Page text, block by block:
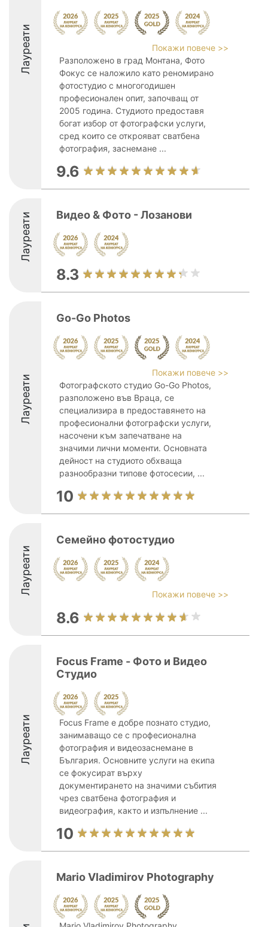
Лауреати
Покажи повече >>
Разположено в град Монтана, Фото
Фокус се наложило като реномирано
фотостудио с многогодишен
професионален опит, започващ от
2005 година. Студиото предоставя
богат избор от фотографски услуги,
сред които се открояват сватбена
фотография, заснемане ...
9.6
Лауреати Видео & Фото - Лозанови
8.3
Лауреати
Go-Go Photos
Покажи повече >>
Фотографското студио Go-Go Photos,
разположено във Враца, се
специализира в предоставянето на
професионални фотографски услуги,
насочени към запечатване на
значими лични моменти. Основната
дейност на студиото обхваща
разнообразни типове фотосесии, ...
10
Лауреати
Семейно фотостудио
Покажи повече >>
8.6
Лауреати
Focus Frame - Фото и Видео
Студио
Focus Frame е добре познато студио,
занимаващо се с професионална
фотография и видеозаснемане в
България. Основните услуги на екипа
се фокусират върху
документирането на значими събития
чрез сватбена фотография и
видеография, както и изпълнение ...
10
Mario Vladimirov Photography